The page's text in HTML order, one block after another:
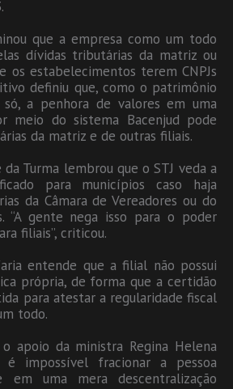
que a empresa como um todo
dívidas tributárias da matriz ou
os estabelecimentos terem CNPJs
definiu que, como o patrimônio
a penhora de valores em uma
meio do sistema Bacenjud pode
da matriz e de outras filiais.
Turma lembrou que o STJ veda a
para municípios caso haja
da Câmara de Vereadores ou do
“A gente nega isso para o poder
filiais”, criticou.
entende que a filial não possui
própria, de forma que a certidão
para atestar a regularidade fiscal
todo.
apoio da ministra Regina Helena
é impossível fracionar a pessoa
em uma mera descentralização